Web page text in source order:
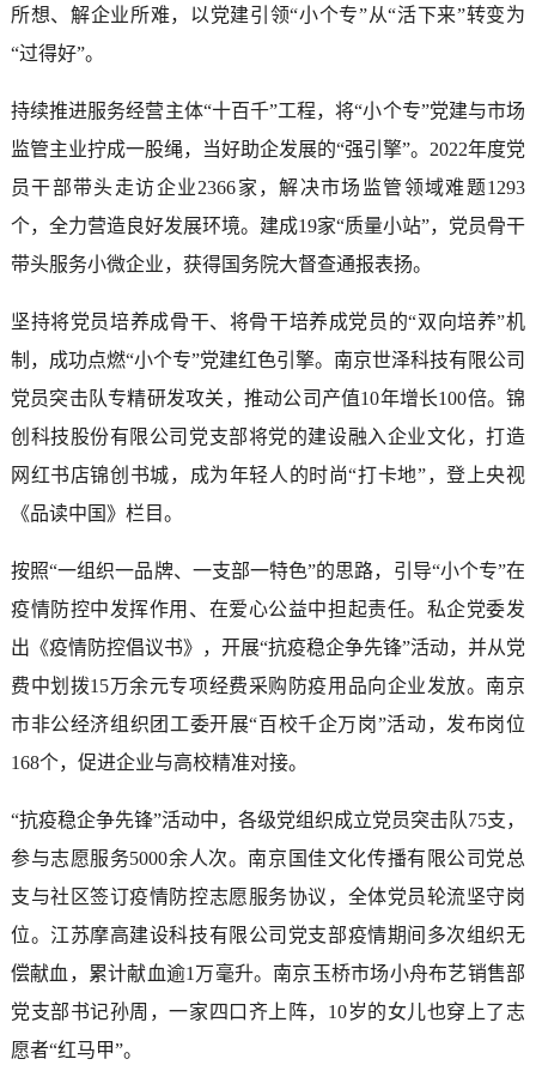
所想、解企业所难，以党建引领“小个专”从“活下来”转变为
“过得好”。
持续推进服务经营主体“十百千”工程，将“小个专”党建与市场
监管主业拧成一股绳，当好助企发展的“强引擎”。2022年度党
员干部带头走访企业2366家，解决市场监管领域难题1293
个，全力营造良好发展环境。建成19家“质量小站”，党员骨干
带头服务小微企业，获得国务院大督查通报表扬。
坚持将党员培养成骨干、将骨干培养成党员的“双向培养”机
制，成功点燃“小个专”党建红色引擎。南京世泽科技有限公司
党员突击队专精研发攻关，推动公司产值10年增长100倍。锦
创科技股份有限公司党支部将党的建设融入企业文化，打造
网红书店锦创书城，成为年轻人的时尚“打卡地”，登上央视
《品读中国》栏目。
按照“一组织一品牌、一支部一特色”的思路，引导“小个专”在
疫情防控中发挥作用、在爱心公益中担起责任。私企党委发
出《疫情防控倡议书》，开展“抗疫稳企争先锋”活动，并从党
费中划拨15万余元专项经费采购防疫用品向企业发放。南京
市非公经济组织团工委开展“百校千企万岗”活动，发布岗位
168个，促进企业与高校精准对接。
“抗疫稳企争先锋”活动中，各级党组织成立党员突击队75支，
参与志愿服务5000余人次。南京国佳文化传播有限公司党总
支与社区签订疫情防控志愿服务协议，全体党员轮流坚守岗
位。江苏摩高建设科技有限公司党支部疫情期间多次组织无
偿献血，累计献血逾1万毫升。南京玉桥市场小舟布艺销售部
党支部书记孙周，一家四口齐上阵，10岁的女儿也穿上了志
愿者“红马甲”。